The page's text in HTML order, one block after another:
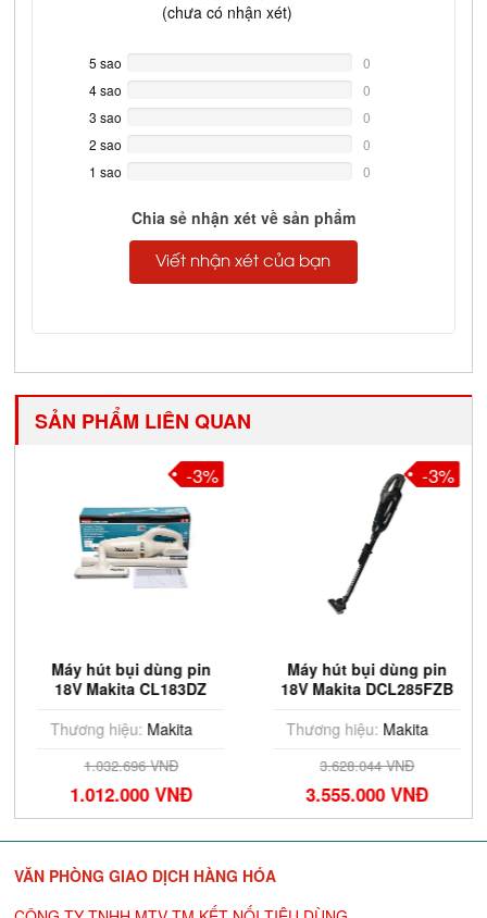
(chưa có nhận xét)
5 sao
Complete
0
4 sao
Complete
0
3 sao
Complete
0
2 sao
Complete
0
1 sao
0
Chia sẻ nhận xét về sản phẩm
Viết nhận xét của bạn
SẢN PHẨM LIÊN QUAN
Máy hút bụi dùng pin
18V Makita CL183DZ
Thương hiệu:Makita
1.032.696 VNĐ
1.012.000 VNĐ
-3%
Máy hút bụi dùng pin
18V Makita DCL285FZB
Thương hiệu:Makita
3.628.044 VNĐ
3.555.000 VNĐ
-3%
VĂN PHÒNG GIAO DỊCH HÀNG HÓA